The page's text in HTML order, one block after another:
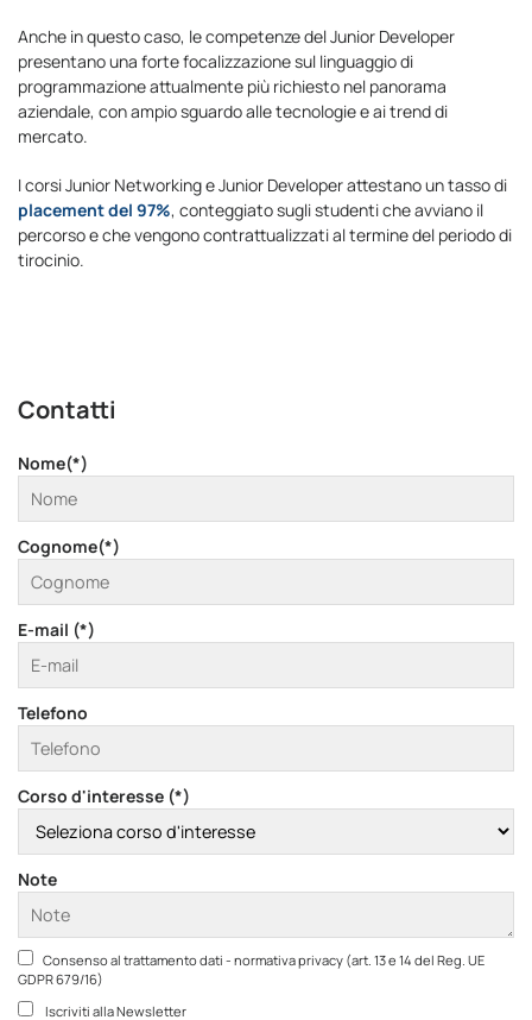
Anche in questo caso, le competenze del Junior Developer
presentano una forte focalizzazione sul linguaggio di
programmazione attualmente più richiesto nel panorama
aziendale, con ampio sguardo alle tecnologie e ai trend di
mercato.
I corsi Junior Networking e Junior Developer attestano un tasso di
placement del 97%, conteggiato sugli studenti che avviano il
percorso e che vengono contrattualizzati al termine del periodo di
tirocinio.
Contatti
Nome(*)
Cognome(*)
E-mail (*)
Telefono
Corso d'interesse (*)
Note
Consenso al trattamento dati - normativa privacy (art. 13 e 14 del Reg. UE
GDPR 679/16)
Iscriviti alla Newsletter